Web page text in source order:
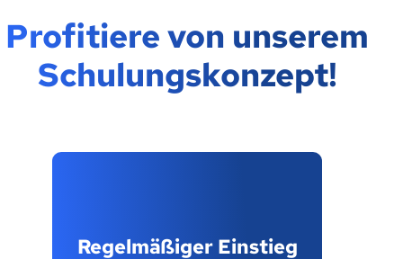
Profitiere von unserem
Schulungskonzept!
Regelmäßiger Einstieg